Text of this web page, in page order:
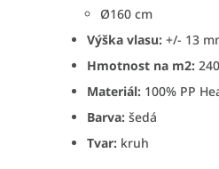
Ø160 cm
Výška vlasu: +/- 13
Hmotnost na m2:
Materiál: 100% PP
Barva: šedá
Tvar: kruh